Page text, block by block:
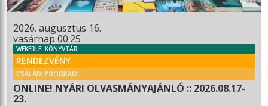
2026. augusztus 16.
vasárnap 00:25
WEKERLEI KÖNYVTÁR
RENDEZVÉNY
CSALÁDI PROGRAM
ONLINE! NYÁRI OLVASMÁNYAJÁNLÓ :: 2026.08.17-
23.